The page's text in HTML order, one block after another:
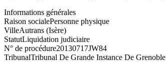
Informations générales
Raison socialePersonne physique
VilleAutrans (Isère)
StatutLiquidation judiciaire
N° de procédure20130717JW84
TribunalTribunal De Grande Instance De Grenoble